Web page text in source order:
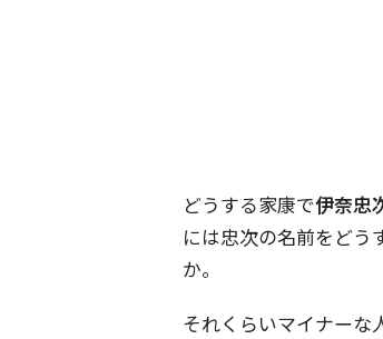
どうする家康で伊奈忠
には忠次の名前をどう
か。
それくらいマイナーな